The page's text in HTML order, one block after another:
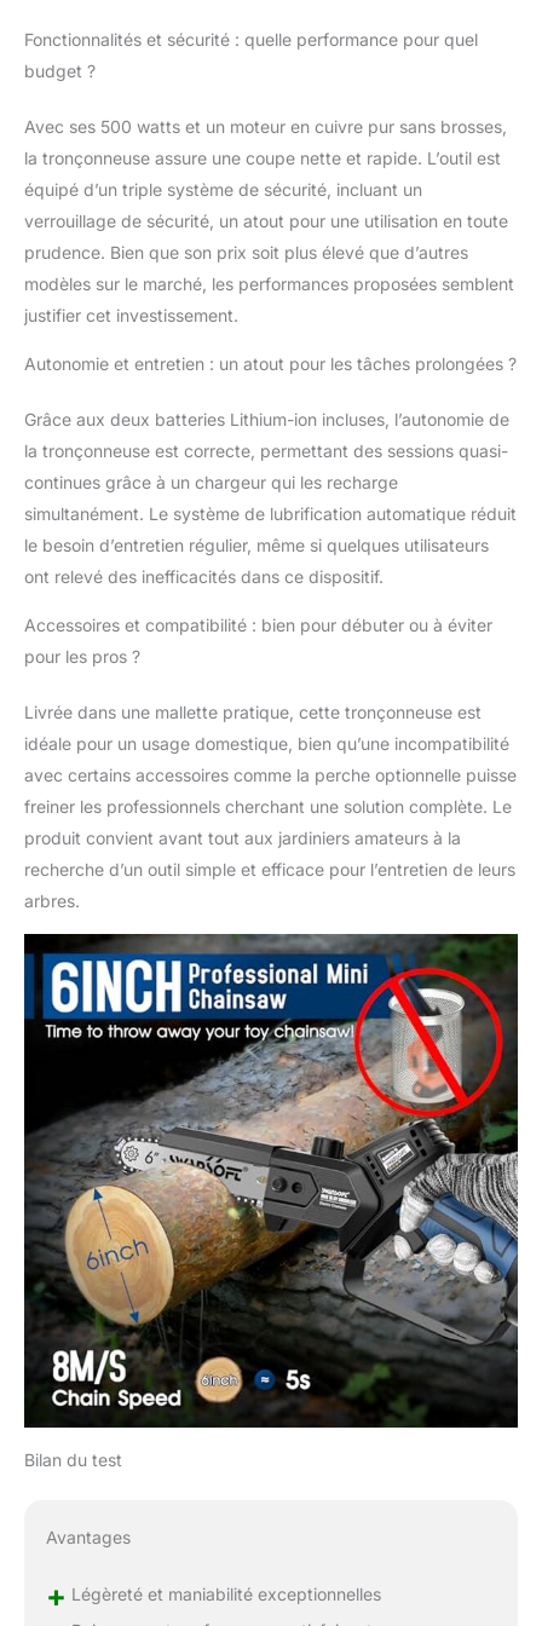
réduisant la fatigue des
effort COMPACTE ET
PRATIQUE : Pesant
seulement 1080g
(batterie incluse), cette
tronçonneuse
électrique est
manœuvrer. Malgré sa
chaîne brevetée en
trempé, ce qui la rend
parfaite pour les tâches
de coupe intensives.
Atteignez les branches
hautes et naviguez
facilement dans les
espaces restreints
AUTOMATIQUE : Dites
Notre tronçonneuse
alimentée par batterie
est dotée d'une
lubrification
automatique
intelligente qui ajuste la
consommation d'huile
en fonction de
branche. Cela
maximise non
seulement la durée de
vie de la chaîne, mais
simplifie également
l'entretien et réduit le
gaspillage d'huile
ÉNERGIE À LA
DEMANDE : Avec une
batterie de 16,8V
2,5Ah+2,5Ah,
rechargez à tout
moment pour vous
assurer qu'elle est
toujours prête à être
utilisée. Profitez d'une
durée de vie de batterie
considérablement plus
longue par rapport aux
batteries standard,
conçue avec un
Fonctionnalités et sécurité : quelle performance pour quel
budget ?
Avec ses 500 watts et un moteur en cuivre pur sans brosses,
la tronçonneuse assure une coupe nette et rapide. L’outil est
équipé d’un triple système de sécurité, incluant un
verrouillage de sécurité, un atout pour une utilisation en toute
prudence. Bien que son prix soit plus élevé que d’autres
modèles sur le marché, les performances proposées semblent
justifier cet investissement.
Autonomie et entretien : un atout pour les tâches prolongées ?
Grâce aux deux batteries Lithium-ion incluses, l’autonomie de
la tronçonneuse est correcte, permettant des sessions quasi-
continues grâce à un chargeur qui les recharge
simultanément. Le système de lubrification automatique réduit
le besoin d’entretien régulier, même si quelques utilisateurs
ont relevé des inefficacités dans ce dispositif.
Accessoires et compatibilité : bien pour débuter ou à éviter
pour les pros ?
Livrée dans une mallette pratique, cette tronçonneuse est
idéale pour un usage domestique, bien qu’une incompatibilité
avec certains accessoires comme la perche optionnelle puisse
freiner les professionnels cherchant une solution complète. Le
produit convient avant tout aux jardiniers amateurs à la
recherche d’un outil simple et efficace pour l’entretien de leurs
arbres.
Bilan du test
Avantages
+ Légèreté et maniabilité exceptionnelles